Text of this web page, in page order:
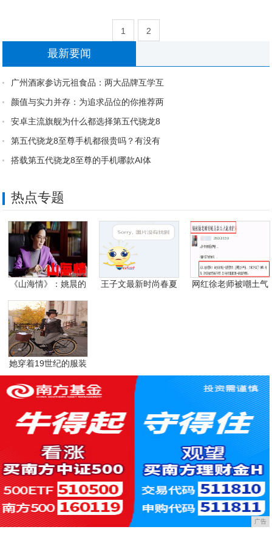
1 2
最新要闻
广州酒家参访元祖食品：两大品牌互学互
颜值与实力并存：为追求品位的你推荐两
安卓主流旗舰为什么都选择第五代骁龙8
第五代骁龙8至尊手机都很贵吗？有没有
搭载第五代骁龙8至尊的手机哪款AI体
热点专题
《山海情》：姚晨的
王子文最新时尚春夏
网红徐老师被嘲土气
她穿着19世纪的服装
广告